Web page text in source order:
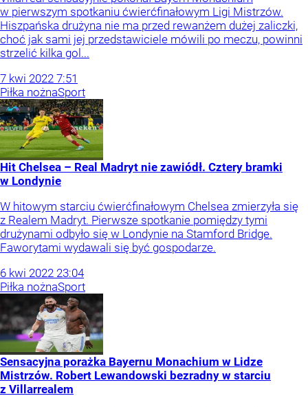
w pierwszym spotkaniu ćwierćfinałowym Ligi Mistrzów.
Hiszpańska drużyna nie ma przed rewanżem dużej zaliczki,
choć jak sami jej przedstawiciele mówili po meczu, powinni
strzelić kilka gol...
7 kwi 2022 7:51
Piłka nożnaSport
Hit Chelsea – Real Madryt nie zawiódł. Cztery bramki
w Londynie
W hitowym starciu ćwierćfinałowym Chelsea zmierzyła się
z Realem Madryt. Pierwsze spotkanie pomiędzy tymi
drużynami odbyło się w Londynie na Stamford Bridge.
Faworytami wydawali się być gospodarze.
6 kwi 2022 23:04
Piłka nożnaSport
Sensacyjna porażka Bayernu Monachium w Lidze
Mistrzów. Robert Lewandowski bezradny w starciu
z Villarrealem